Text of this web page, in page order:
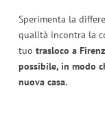
Sperimenta la
qualità incontra la
tuo trasloco a
possibile, in modo
nuova casa.